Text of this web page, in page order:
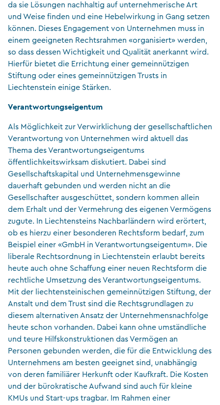
da sie Lösungen nachhaltig auf unternehmerische Art
und Weise finden und eine Hebelwirkung in Gang setzen
können. Dieses Engagement von Unternehmen muss in
einem geeigneten Rechtsrahmen «organisiert» werden,
so dass dessen Wichtigkeit und Qualität anerkannt wird.
Hierfür bietet die Errichtung einer gemeinnützigen
Stiftung oder eines gemeinnützigen Trusts in
Liechtenstein einige Stärken.
Verantwortungseigentum
Als Möglichkeit zur Verwirklichung der gesellschaftlichen
Verantwortung von Unternehmen wird aktuell das
Thema des Verantwortungseigentums
öffentlichkeitswirksam diskutiert. Dabei sind
Gesellschaftskapital und Unternehmensgewinne
dauerhaft gebunden und werden nicht an die
Gesellschafter ausgeschüttet, sondern kommen allein
dem Erhalt und der Vermehrung des eigenen Vermögens
zugute. In Liechtensteins Nachbarländern wird erörtert,
ob es hierzu einer besonderen Rechtsform bedarf, zum
Beispiel einer «GmbH in Verantwortungseigentum». Die
liberale Rechtsordnung in Liechtenstein erlaubt bereits
heute auch ohne Schaffung einer neuen Rechtsform die
rechtliche Umsetzung des Verantwortungseigentums.
Mit der liechtensteinischen gemeinnützigen Stiftung, der
Anstalt und dem Trust sind die Rechtsgrundlagen zu
diesem alternativen Ansatz der Unternehmensnachfolge
heute schon vorhanden. Dabei kann ohne umständliche
und teure Hilfskonstruktionen das Vermögen an
Personen gebunden werden, die für die Entwicklung des
Unternehmens am besten geeignet sind, unabhängig
von deren familiärer Herkunft oder Kaufkraft. Die Kosten
und der bürokratische Aufwand sind auch für kleine
KMUs und Start-ups tragbar. Im Rahmen einer